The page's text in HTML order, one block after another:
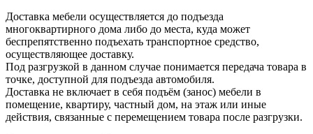
Доставка мебели осуществляется до подъезда
многоквартирного дома либо до места, куда может
беспрепятственно подъехать транспортное средство,
осуществляющее доставку.
Под разгрузкой в данном случае понимается передача товара в
точке, доступной для подъезда автомобиля.
Доставка не включает в себя подъём (занос) мебели в
помещение, квартиру, частный дом, на этаж или иные
действия, связанные с перемещением товара после разгрузки.